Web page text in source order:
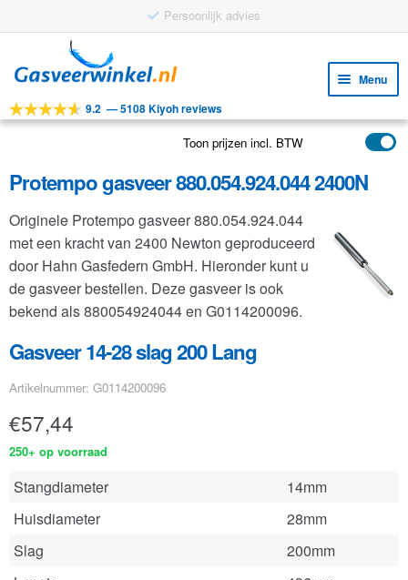
door
navigatie
naar
inhoud
Menu
Tools
Toepassingen
Klantenservice
FAQ
9.2 —5108 Kiyoh reviews
Toon prijzen incl. BTW
Protempo gasveer 880.054.924.044 2400N
Originele Protempo gasveer 880.054.924.044
met een kracht van 2400 Newton geproduceerd
door Hahn Gasfedern GmbH. Hieronder kunt u
de gasveer bestellen. Deze gasveer is ook
bekend als 880054924044 en G0114200096.
Gasveer 14-28 slag 200 Lang
Artikelnummer: G0114200096
€57,44
250+ op voorraad
Stangdiameter
14mm
Huisdiameter
28mm
Slag
200mm